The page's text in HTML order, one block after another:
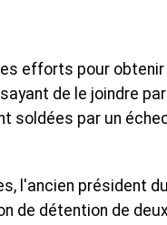
efforts pour
de le joindre
par un
l'ancien président
de détention de